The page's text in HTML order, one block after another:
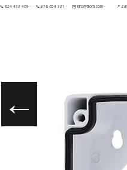
📞 624 473 469 · 📞 876 654 731 · ✉️ info@tilorn.com · 📍
←